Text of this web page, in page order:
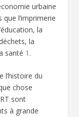
urbaine
l’imprimerie
la
la
santé 1 .
l’histoire du
chose
sont
à grande